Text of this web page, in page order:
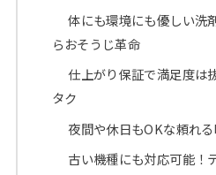
体にも環境にも優しい洗
らおそうじ革命
仕上がり保証で満足度は
タク
夜間や休日もOKな頼れ
古い機種にも対応可能！